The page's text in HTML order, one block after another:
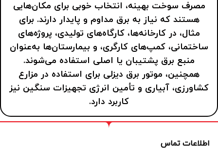
مصرف سوخت بهینه، انتخاب خوبی برای مکان‌هایی
هستند که نیاز به برق مداوم و پایدار دارند. برای
مثال، در کارخانه‌ها، کارگاه‌های تولیدی، پروژه‌های
ساختمانی، کمپ‌های کارگری، و بیمارستان‌ها به‌عنوان
منبع برق پشتیبان یا اصلی استفاده می‌شوند.
همچنین، موتور برق دیزلی برای استفاده در مزارع
کشاورزی، آبیاری و تأمین انرژی تجهیزات سنگین نیز
کاربرد دارد.
اطلاعات تماس